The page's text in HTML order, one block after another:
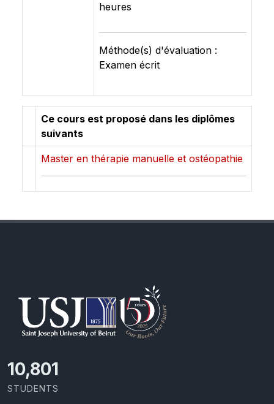
heures
Méthode(s) d'évaluation :
Examen écrit
Ce cours est proposé dans les diplômes
suivants
Master en thérapie manuelle et ostéopathie
11,418
STUDENTS